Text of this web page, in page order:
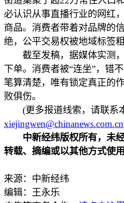
必认识从事直播行业的网红
商品。消费者带着对品牌的
绝，公平交易权被地域标签粗
截至发稿，据媒体实测，
下单。消费者被“连坐”，错
笔算清楚，唯有锁定真正的
败俱伤。
(更多报道线索，请联系本
xiejingwen@chinanews.com.cn
中新经纬版权所有，未
转载、摘编或以其他方式使用
来源：中新经纬
编辑：王永乐